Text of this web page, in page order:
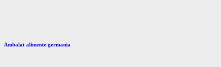
Ambalat alimente germania